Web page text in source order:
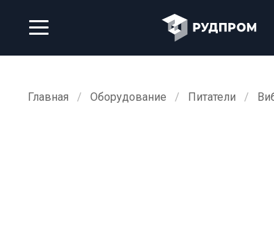
Главная Оборудование Питатели